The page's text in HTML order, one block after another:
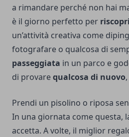
a rimandare perché non hai
è il giorno perfetto per
un’attività creativa come
fotografare o qualcosa di
passeggiata in un parco e
di provarequalcosa di nuovo
Prendi un pisolino o riposa
In una giornata come questa,
accetta. A volte, il miglior